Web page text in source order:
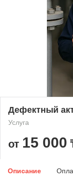
Дефектный
Услуга
от 15 000
Описание